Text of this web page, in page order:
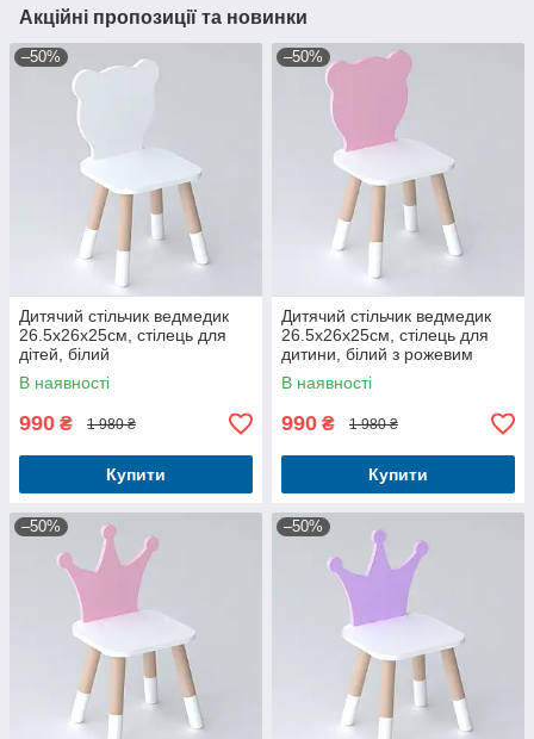
Акційні пропозиції та новинки
–50%
Дитячий стільчик ведмедик
26.5х26х25см, стілець для
дітей, білий
В наявності
990 ₴ 1 980 ₴
Купити
–50%
Дитячий стільчик ведмедик
26.5х26х25см, стілець для
дитини, білий з рожевим
В наявності
990 ₴ 1 980 ₴
Купити
–50% –50%